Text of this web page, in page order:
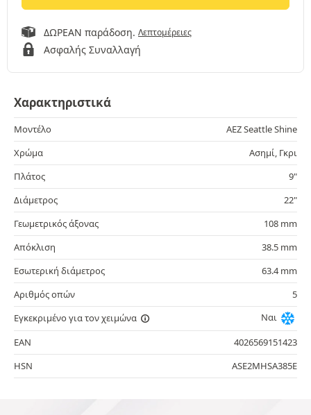
ΔΩΡΕΑΝ παράδοση. Λεπτομέρειες
Ασφαλής Συναλλαγή
Χαρακτηριστικά
Μοντέλο
AEZ Seattle Shine
Χρώμα
Ασημί, Γκρι
Πλάτος
9"
Διάμετρος
22"
Γεωμετρικός άξονας
108 mm
Απόκλιση
38.5 mm
Εσωτερική διάμετρος
63.4 mm
Αριθμός οπών
5
Εγκεκριμένο για τον χειμώνα
Ναι
EAN
4026569151423
HSN
ASE2MHSA385E